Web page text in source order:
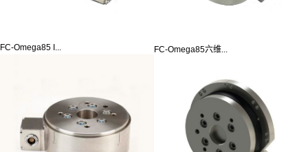
FC-Omega85 I... FC-Omega85六维...